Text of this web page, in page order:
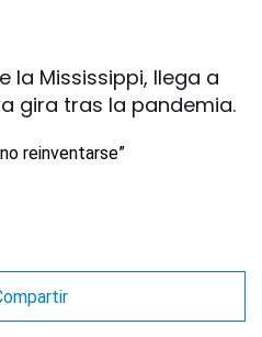
la Mississippi, llega a
gira tras la pandemia.